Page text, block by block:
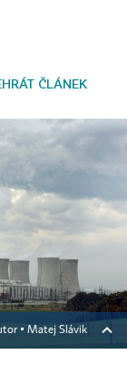
ČLÁNEK
▪ Matej Slávik